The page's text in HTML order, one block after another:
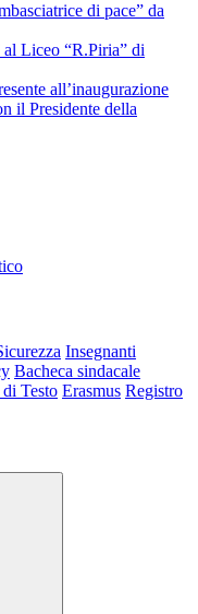
di pace” da
Liceo “R.Piria” di
all’inaugurazione
il Presidente della
Insegnanti
Bacheca sindacale
Testo Erasmus Registro